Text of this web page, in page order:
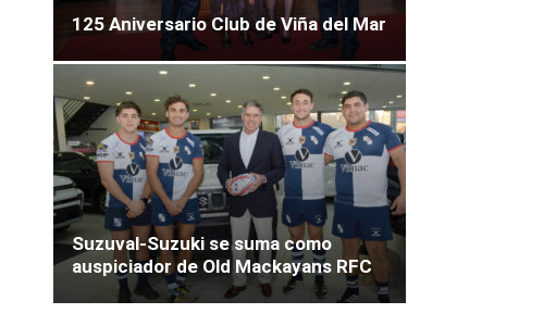
125 Aniversario Club de Viña del Mar
Suzuval-Suzuki se suma como
auspiciador de Old Mackayans RFC